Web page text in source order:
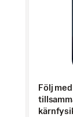
Följ